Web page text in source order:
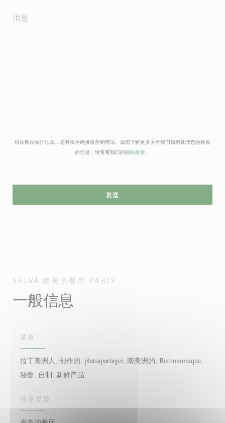
根据数据保护法规，您有权拒绝接收营销电话。如需了解更多关于我们如何处理您的数据
的信息，请查看我们的隐私政策
SELVA 南美的餐厅 PARIS
一般信息
菜肴
拉丁美洲人, 创作的, platsàpartager, 南美洲的, Bistronomique,
秘鲁, 自制, 新鲜产品
经营类型